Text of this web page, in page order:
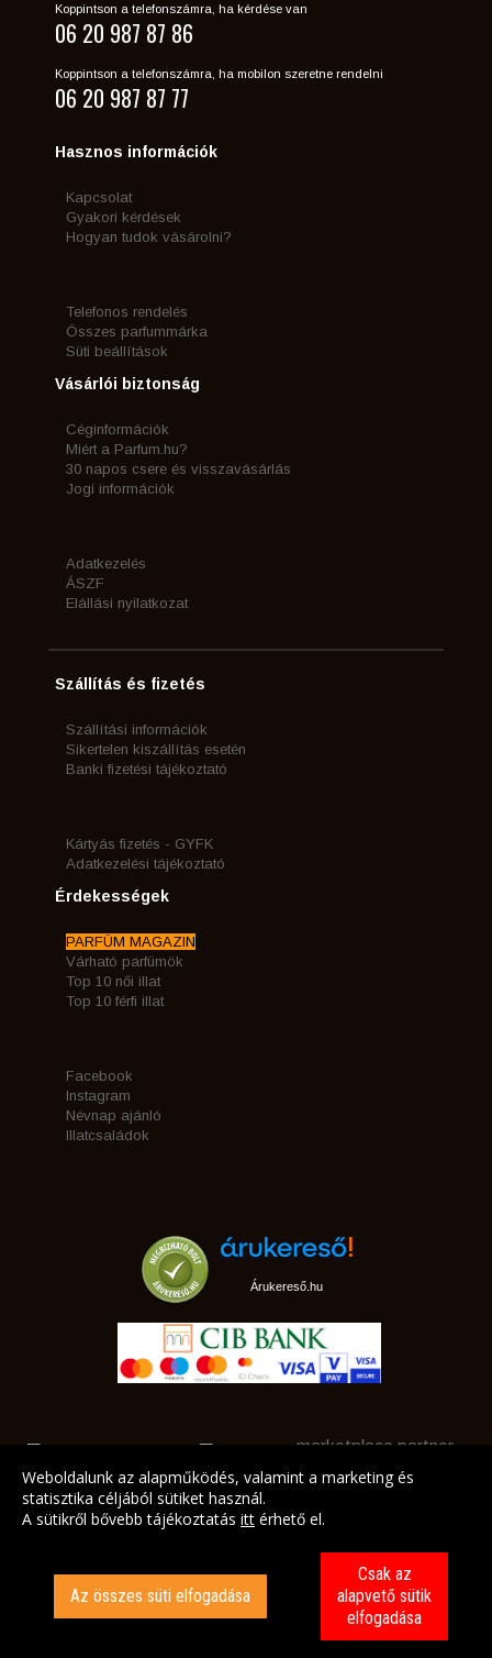
Koppintson a telefonszámra, ha kérdése van
06 20 987 87 86
Koppintson a telefonszámra, ha mobilon szeretne rendelni
06 20 987 87 77
Hasznos információk
Kapcsolat
Gyakori kérdések
Hogyan tudok vásárolni?
Telefonos rendelés
Összes parfummárka
Süti beállítások
Vásárlói biztonság
Céginformációk
Miért a Parfum.hu?
30 napos csere és visszavásárlás
Jogi információk
Adatkezelés
ÁSZF
Elállási nyilatkozat
Szállítás és fizetés
Szállítási információk
Sikertelen kiszállítás esetén
Banki fizetési tájékoztató
Kártyás fizetés - GYFK
Adatkezelési tájékoztató
Érdekességek
PARFÜM MAGAZIN
Várható parfümök
Top 10 női illat
Top 10 férfi illat
Facebook
Instagram
Névnap ajánló
Illatcsaládok
Árukereső.hu
marketplace partner
Weboldalunk az alapműködés, valamint a marketing és
statisztika céljából sütiket használ.
A sütikről bővebb tájékoztatás itt érhető el.
Az összes süti elfogadása
Csak az
alapvető sütik
elfogadása